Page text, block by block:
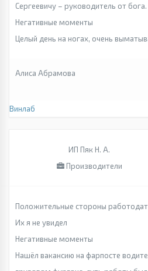
Сергеевичу – руководитель от бога.
Негативные моменты
Целый день на ногах, очень
Алиса Абрамова
Винлаб
ИП Пяк Н. А.
Производители
Положительные стороны
Их я не увидел
Негативные моменты
Нашёл вакансию на фарпосте